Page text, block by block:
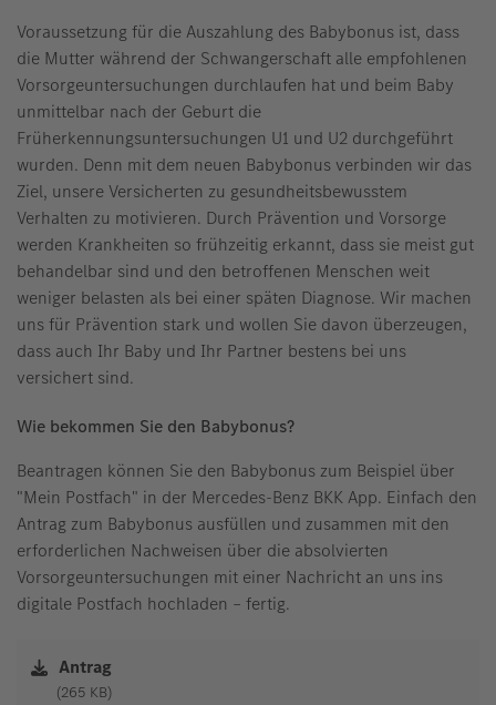
Voraussetzung für die Auszahlung des Babybonus ist, dass
die Mutter während der Schwangerschaft alle empfohlenen
Vorsorgeuntersuchungen durchlaufen hat und beim Baby
unmittelbar nach der Geburt die
Früherkennungsuntersuchungen U1 und U2 durchgeführt
wurden. Denn mit dem neuen Babybonus verbinden wir das
Ziel, unsere Versicherten zu gesundheitsbewusstem
Verhalten zu motivieren. Durch Prävention und Vorsorge
werden Krankheiten so frühzeitig erkannt, dass sie meist gut
behandelbar sind und den betroffenen Menschen weit
weniger belasten als bei einer späten Diagnose. Wir machen
uns für Prävention stark und wollen Sie davon überzeugen,
dass auch Ihr Baby und Ihr Partner bestens bei uns
versichert sind.
Wie bekommen Sie den Babybonus?
Beantragen können Sie den Babybonus zum Beispiel über
"Mein Postfach" in der Mercedes-Benz BKK App. Einfach den
Antrag zum Babybonus ausfüllen und zusammen mit den
erforderlichen Nachweisen über die absolvierten
Vorsorgeuntersuchungen mit einer Nachricht an uns ins
digitale Postfach hochladen – fertig.
Antrag
265 KB